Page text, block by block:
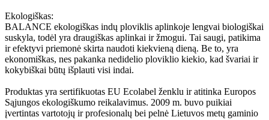
Ekologiškas:
BALANCE ekologiškas indų ploviklis aplinkoje lengvai biologiškai
suskyla, todėl yra draugiškas aplinkai ir žmogui. Tai saugi, patikima
ir efektyvi priemonė skirta naudoti kiekvieną dieną. Be to, yra
ekonomiškas, nes pakanka nedidelio ploviklio kiekio, kad švariai ir
kokybiškai būtų išplauti visi indai.
Produktas yra sertifikuotas EU Ecolabel ženklu ir atitinka Europos
Sąjungos ekologiškumo reikalavimus. 2009 m. buvo puikiai
įvertintas vartotojų ir profesionalų bei pelnė Lietuvos metų gaminio